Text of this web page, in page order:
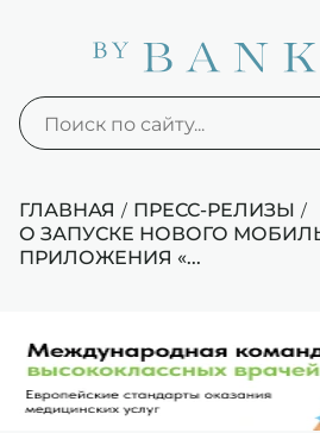
ГЛАВНАЯ / ПРЕСС-РЕЛИЗЫ /
О ЗАПУСКЕ НОВОГО
ПРИЛОЖЕНИЯ «...